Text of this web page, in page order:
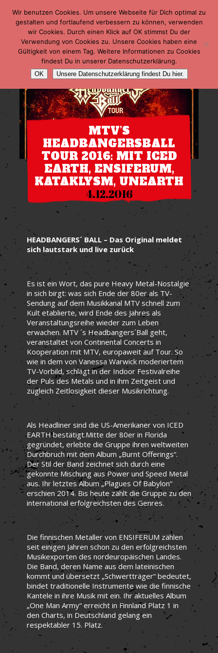
MTV’S
HEADBANGERSBALL
TOUR 2016: MIT ICED
EARTH, ENSIFERUM,
KATAKLYSM, UNEARTH
4.12.2016
HEADBANGERS´ BALL – Das Original meldet
sich lautstark und live zurück
Es ist ein Wort, das pure Heavy Metal-Nostalgie
in sich birgt: was sich Ende der 80er als TV-
Sendung auf dem Musikkanal MTV schnell zum
Kult etablierte, wird Ende des Jahres als
Veranstaltungsreihe wieder zum Leben
erwachen. MTV ´s Headbangers´Ball geht,
veranstaltet von Continental Concerts in
Kooperation mit MTV, europaweit auf Tour. So
wie in dem von Vanessa Warwick moderiertem
TV-Vorbild, schlägt in der Indoor Festivalreihe
der Puls des Metals und in ihm Zeitgeist und
zugleich Zeitlosigkeit dieser Musikrichtung.
Als Headliner sind die US-Amerikaner von ICED
EARTH bestätigt.Mitte der 80er in Florida
gegründet, erlebte die Gruppe ihren weltweiten
Durchbruch mit dem Album „Burnt Offerings“.
Der Stil der Band zeichnet sich durch eine
gekonnte Mischung aus Power und Speed Metal
aus. Ihr letztes Album „Plagues Of Babylon“
erschien 2014. Bis heute zählt die Gruppe zu den
international erfolgreichsten des Genres.
Die finnischen Metaller von ENSIFERUM zählen
seit einigen Jahren schon zu den erfolgreichsten
Musikexporten des nordeuropäischen Landes.
Die Band, deren Name aus dem lateinischen
kommt und übersetzt „Schwertträger“ bedeutet,
bindet traditionelle Instrumente wie die finnische
Kantele in ihre Musik mit ein. Ihr aktuelles Album
„One Man Army“ erreicht in Finnland Platz 1 in
den Charts, in Deutschland gelang ein
respektabler 15. Platz.
Wir benutzen Cookies. Um unsere Webseite für Dich optimal zu
gestalten und fortlaufend verbessern zu können, verwenden
wir Cookies. Durch einen Klick auf OK stimmst Du der
Verwendung von Cookies zu. Unsere Cookies haben eine
Gültigkeit von einem Tag. Weitere Informationen zu Cookies
findest Du in unserer Datenschutzerklärung.
OK Unsere Datenschutzerklärung findest Du hier.